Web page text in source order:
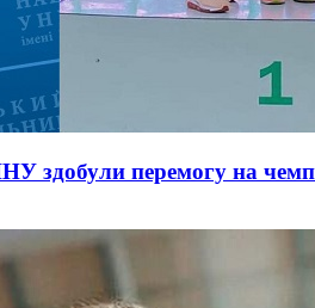
здобули перемогу на